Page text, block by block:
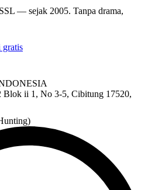
— sejak 2005. Tanpa drama,
gratis
Blok ii 1, No 3-5, Cibitung 17520,